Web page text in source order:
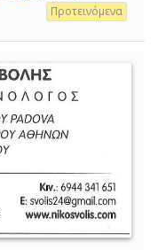
Προτεινόμενα